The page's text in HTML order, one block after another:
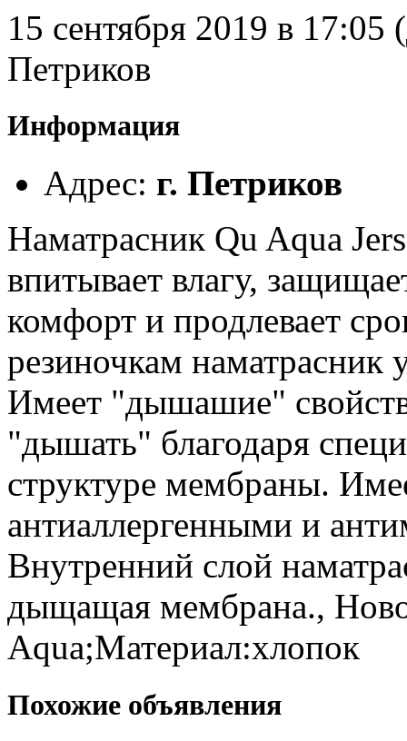
15 сентября 2019 в
Петриков
Информация
Адрес: г. Петриков
Наматрасник Qu Aqua
впитывает влагу,
комфорт и продлевает
резиночкам наматрасник
Имеет "дышашие"
"дышать" благодаря
структуре мембраны.
антиаллергенными и
Внутренний слой
дыщащая мембрана.,
Aqua;Материал:хлопок
Похожие объявления